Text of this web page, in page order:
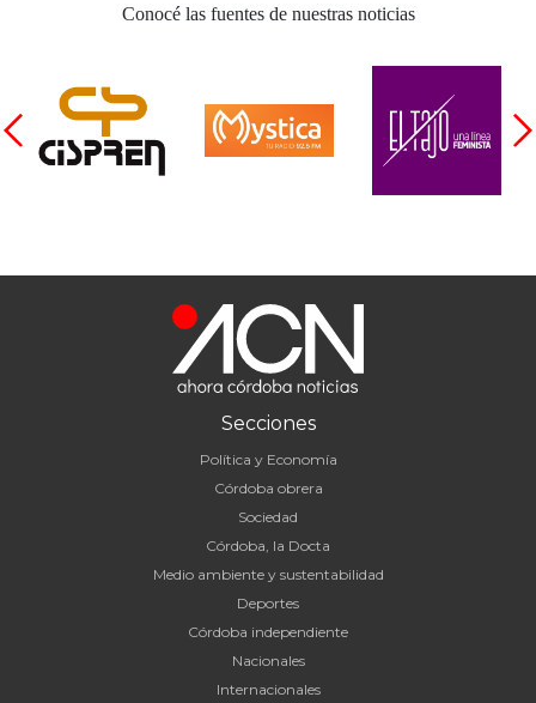
Conocé las fuentes de nuestras noticias
Secciones
Política y Economía
Córdoba obrera
Sociedad
Córdoba, la Docta
Medio ambiente y sustentabilidad
Deportes
Córdoba independiente
Nacionales
Internacionales